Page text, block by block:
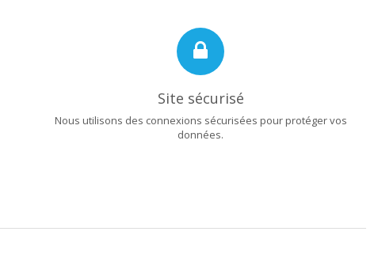
Site sécurisé
Nous utilisons des connexions sécurisées pour protéger vos
données.